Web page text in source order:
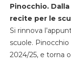
Pinocchio.
recite per le
Si rinnova
scuole.
2024/25, e torna